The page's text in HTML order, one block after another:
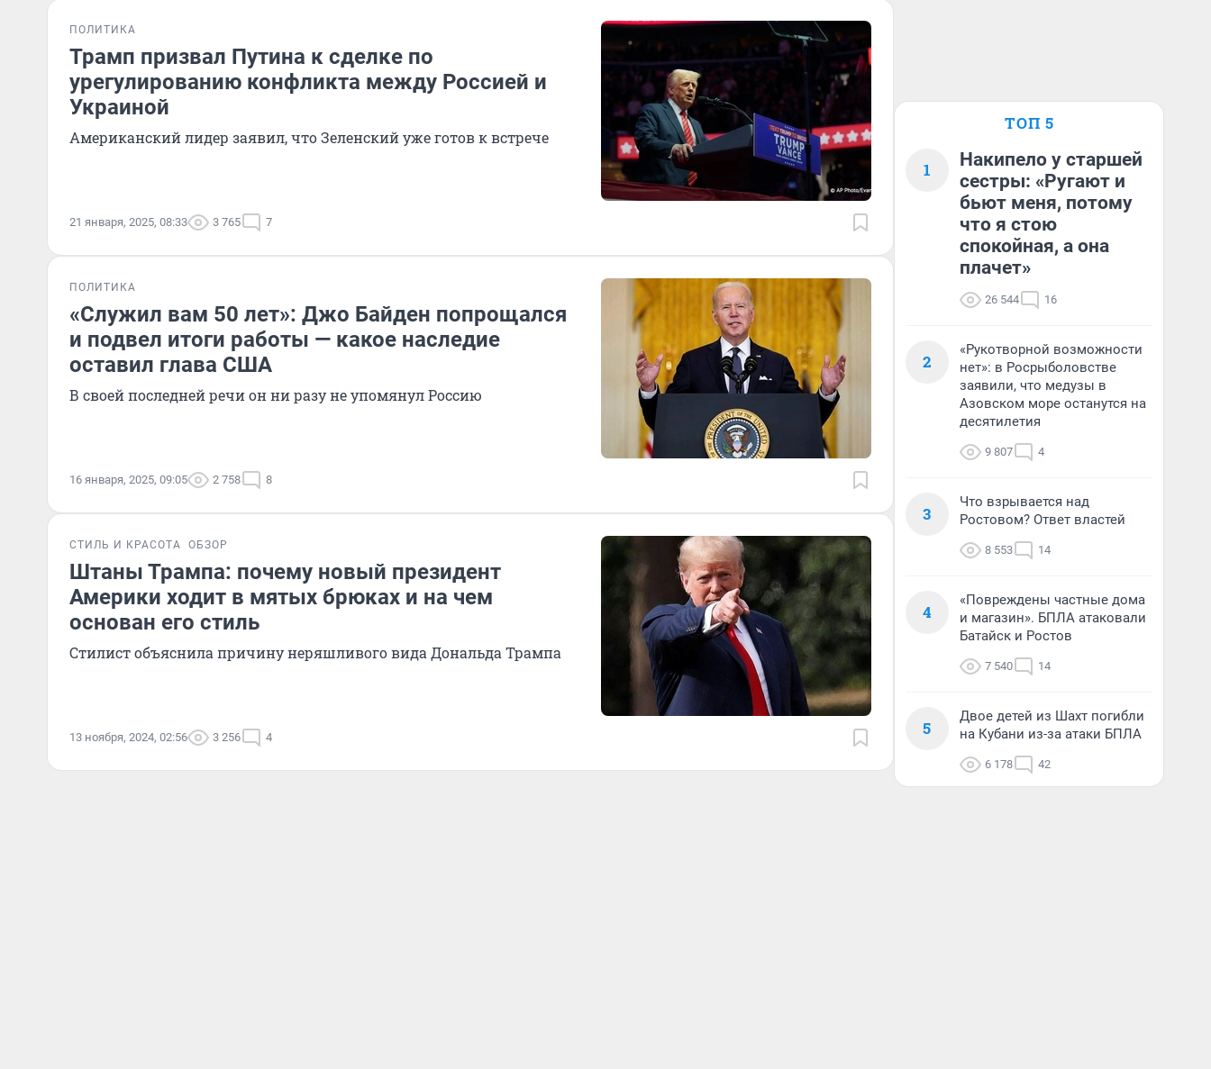
ПОЛИТИКА
Трамп призвал Путина к сделке по
урегулированию конфликта между Россией и
Украиной
Американский лидер заявил, что Зеленский уже готов к встрече
21 января, 2025, 08:33 3 765 7
ПОЛИТИКА
«Служил вам 50 лет»: Джо Байден попрощался
и подвел итоги работы — какое наследие
оставил глава США
В своей последней речи он ни разу не упомянул Россию
16 января, 2025, 09:05 2 758 8
СТИЛЬ И КРАСОТА ОБЗОР
Штаны Трампа: почему новый президент
Америки ходит в мятых брюках и на чем
основан его стиль
Стилист объяснила причину неряшливого вида Дональда Трампа
13 ноября, 2024, 02:56 3 256 4
ТОП 5
1
Накипело у старшей
сестры: «Ругают и
бьют меня, потому
что я стою
спокойная, а она
плачет»
26 544 16
2
«Рукотворной возможности
нет»: в Росрыболовстве
заявили, что медузы в
Азовском море останутся на
десятилетия
9 807 4
3
Что взрывается над
Ростовом? Ответ властей
8 553 14
4
«Повреждены частные дома
и магазин». БПЛА атаковали
Батайск и Ростов
7 540 14
5
Двое детей из Шахт погибли
на Кубани из-за атаки БПЛА
6 178 42